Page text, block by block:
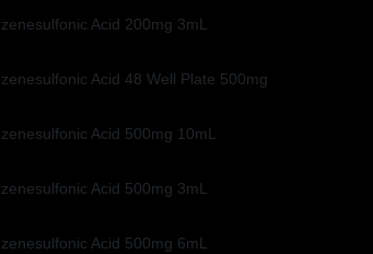
Acid 200mg 3mL
Acid 48 Well Plate 500mg
Acid 500mg 10mL
Acid 500mg 3mL
Acid 500mg 6mL